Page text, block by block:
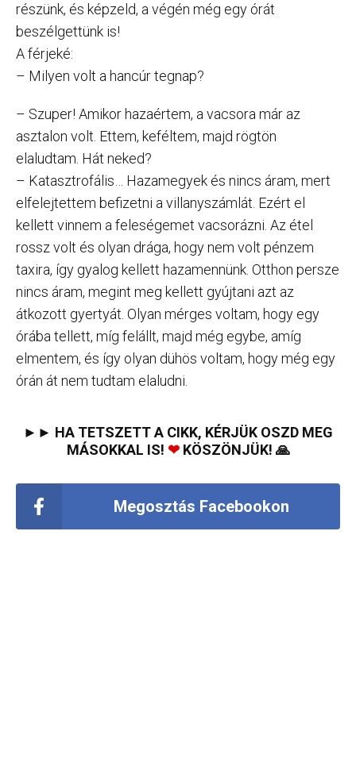
részünk, és képzeld, a végén még egy órát
beszélgettünk is!
A férjeké:
– Milyen volt a hancúr tegnap?
– Szuper! Amikor hazaértem, a vacsora már az
asztalon volt. Ettem, keféltem, majd rögtön
elaludtam. Hát neked?
– Katasztrofális… Hazamegyek és nincs áram, mert
elfelejtettem befizetni a villanyszámlát. Ezért el
kellett vinnem a feleségemet vacsorázni. Az étel
rossz volt és olyan drága, hogy nem volt pénzem
taxira, így gyalog kellett hazamennünk. Otthon persze
nincs áram, megint meg kellett gyújtani azt az
átkozott gyertyát. Olyan mérges voltam, hogy egy
órába tellett, míg felállt, majd még egybe, amíg
elmentem, és így olyan dühös voltam, hogy még egy
órán át nem tudtam elaludni.
►► HA TETSZETT A CIKK, KÉRJÜK OSZD MEG
MÁSOKKAL IS! ❤KÖSZÖNJÜK! 🙏
Megosztás Facebookon